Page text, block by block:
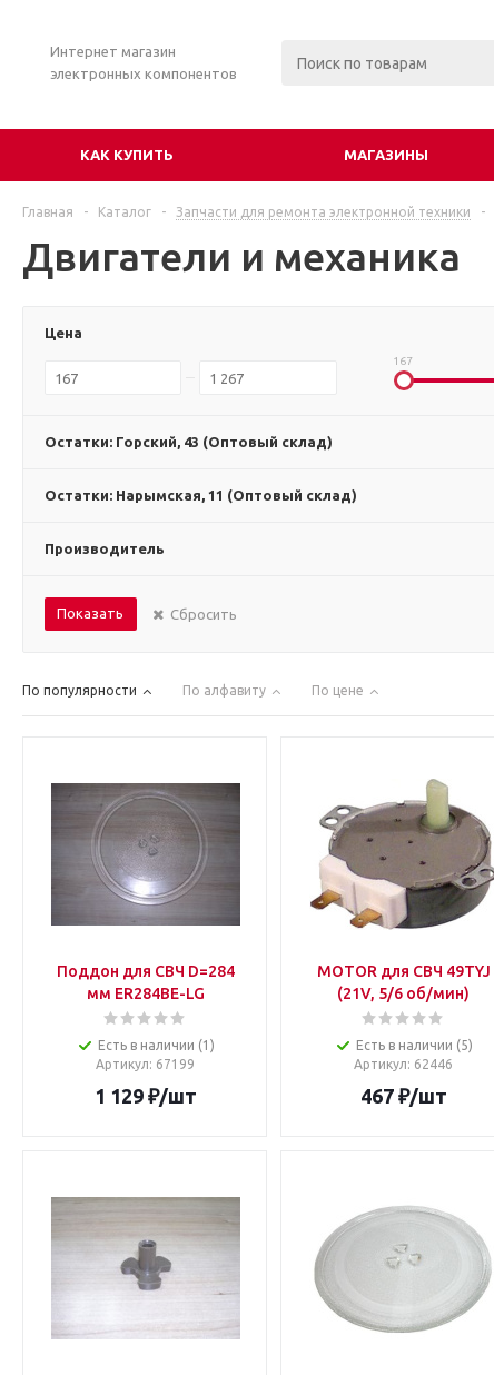
Интернет магазин
электронных компонентов
КАК КУПИТЬ МАГАЗИНЫ
Главная - Каталог - Запчасти для ремонта электронной техники -
Двигатели и механика
Цена
167
Остатки: Горский, 43 (Оптовый склад)
Остатки: Нарымская, 11 (Оптовый склад)
Производитель
Показать Сбросить
По популярности По алфавиту По цене
Поддон для СВЧ D=284
мм ER284BE-LG
Есть в наличии (1)
Артикул: 67199
1 129₽/шт
MOTOR для СВЧ 49TYJ
(21V, 5/6 об/мин)
Есть в наличии (5)
Артикул: 62446
467₽/шт